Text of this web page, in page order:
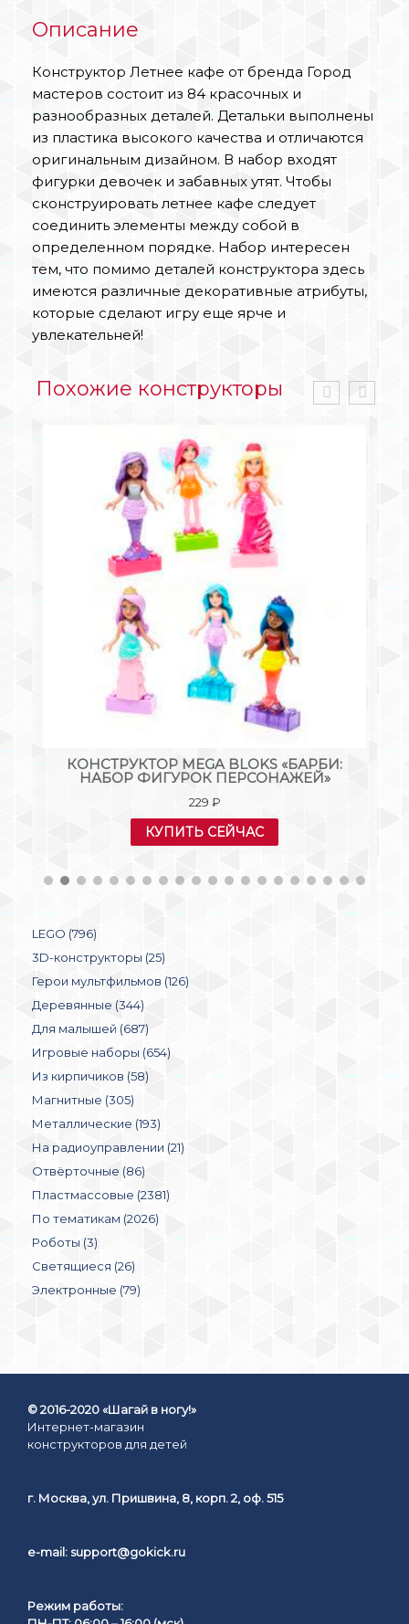
Описание
Конструктор Летнее кафе от бренда Город
мастеров состоит из 84 красочных и
разнообразных деталей. Детальки выполнены
из пластика высокого качества и отличаются
оригинальным дизайном. В набор входят
фигурки девочек и забавных утят. Чтобы
сконструировать летнее кафе следует
соединить элементы между собой в
определенном порядке. Набор интересен
тем, что помимо деталей конструктора здесь
имеются различные декоративные атрибуты,
которые сделают игру еще ярче и
увлекательней!
Похожие конструкторы
КОНСТРУКТОР MEGA BLOKS «БАРБИ:
НАБОР ФИГУРОК ПЕРСОНАЖЕЙ»
229 ₽
КУПИТЬ СЕЙЧАС
LEGO (796)
3D-конструкторы (25)
Герои мультфильмов (126)
Деревянные (344)
Для малышей (687)
Игровые наборы (654)
Из кирпичиков (58)
Магнитные (305)
Металлические (193)
На радиоуправлении (21)
Отвёрточные (86)
Пластмассовые (2381)
По тематикам (2026)
Роботы (3)
Светящиеся (26)
Электронные (79)
© 2016-2020 «Шагай в ногу!»
Интернет-магазин
конструкторов для детей
г. Москва, ул. Пришвина, 8, корп. 2, оф. 515
e-mail: support@gokick.ru
Режим работы: